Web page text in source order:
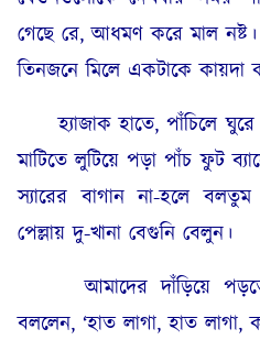
গেছে রে, আধমণ করে মাল
তিনজনে মিলে একটাকে কায়দা
হ্যাজাক হাতে, পাঁচিলে
মাটিতে লুটিয়ে পড়া পাঁচ ফুট
স্যারের বাগান না-হলে
পেল্লায় দু-খানা বেগুনি বেলুন।
আমাদের দাঁড়িয়ে পড়তে
বললেন, ‘হাত লাগা, হাত লাগা,